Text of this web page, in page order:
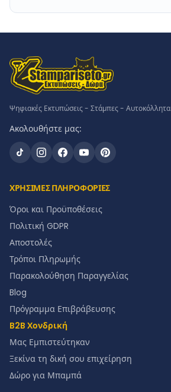
Ψηφιακές Εκτυπώσεις - Στάμπες - Αυτοκόλλητα
Ακολουθήστε μας:
ΧΡΗΣΙΜΕΣ ΠΛΗΡΟΦΟΡΙΕΣ
Όροι και Προϋποθέσεις
Πολιτική GDPR
Αποστολές
Τρόποι Πληρωμής
Παρακολούθηση Παραγγελίας
Blog
Πρόγραμμα Επιβράβευσης
B2B Χονδρική
Μας Εμπιστεύτηκαν
Ξεκίνα τη δική σου επιχείρηση
Δώρο για Μπαμπά